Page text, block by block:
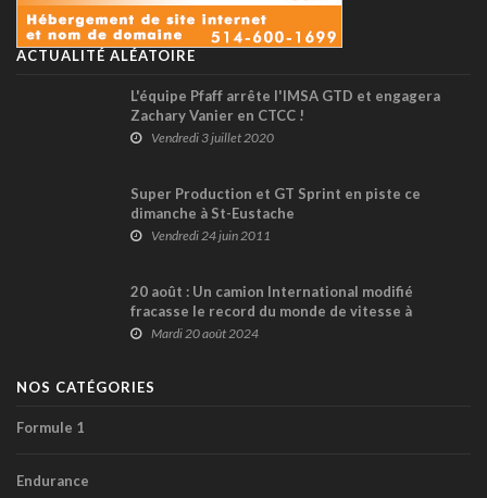
ACTUALITÉ ALÉATOIRE
L'équipe Pfaff arrête l'IMSA GTD et engagera
Zachary Vanier en CTCC !
Vendredi 3 juillet 2020
Super Production et GT Sprint en piste ce
dimanche à St-Eustache
Vendredi 24 juin 2011
20 août : Un camion International modifié
fracasse le record du monde de vitesse à
Bonneville en 1992
Mardi 20 août 2024
NOS CATÉGORIES
Formule 1
Endurance